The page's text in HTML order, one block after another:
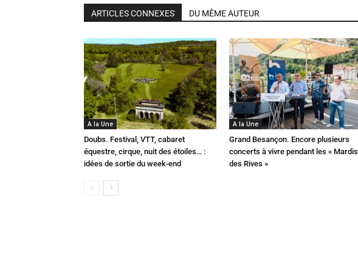
ARTICLES CONNEXES DU MÊME AUTEUR
A la Une
Doubs. Festival, VTT, cabaret
équestre, cirque, nuit des étoiles… :
idées de sortie du week-end
A la Une
Grand Besançon. Encore plusieurs
concerts à vivre pendant les « Mardis
des Rives »